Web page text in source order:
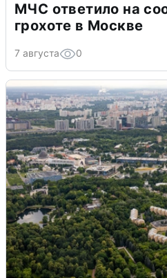
МЧС ответило на
грохоте в Москве
7 августа 0